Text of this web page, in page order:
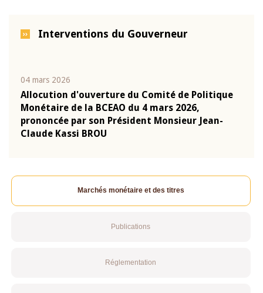
Interventions du Gouverneur
04 mars 2026
Allocution d'ouverture du Comité de Politique
Monétaire de la BCEAO du 4 mars 2026,
prononcée par son Président Monsieur Jean-
Claude Kassi BROU
Marchés monétaire et des titres
Publications
Réglementation